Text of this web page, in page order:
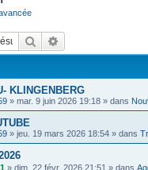
Rechercher
KLINGENBERG
» mar. 9 juin 2026 19:18 » dans
» jeu. 19 mars 2026 18:54 » dans
» dim. 22 févr. 2026 21:51 » dans